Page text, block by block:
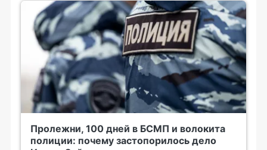
Пролежни, 100 дней в БСМП и волокита
полиции: почему застопорилось дело